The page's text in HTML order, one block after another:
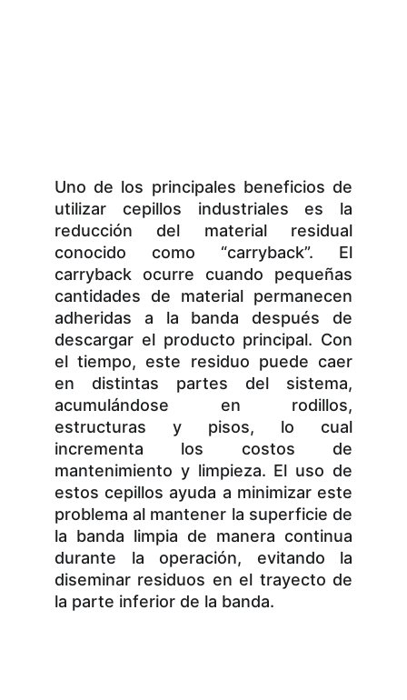
Uno de los principales beneficios de
utilizar cepillos industriales es la
reducción del material residual
conocido como “carryback”. El
carryback ocurre cuando pequeñas
cantidades de material permanecen
adheridas a la banda después de
descargar el producto principal. Con
el tiempo, este residuo puede caer
en distintas partes del sistema,
acumulándose en rodillos,
estructuras y pisos, lo cual
incrementa los costos de
mantenimiento y limpieza. El uso de
estos cepillos ayuda a minimizar este
problema al mantener la superficie de
la banda limpia de manera continua
durante la operación, evitando la
diseminar residuos en el trayecto de
la parte inferior de la banda.